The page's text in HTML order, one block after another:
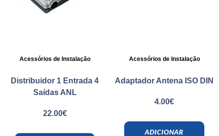
Acessórios de Instalação
Distribuidor 1 Entrada 4
Saídas ANL
22.00€
Acessórios de Instalação
Adaptador Antena ISO DIN
4.00€
ADICIONAR